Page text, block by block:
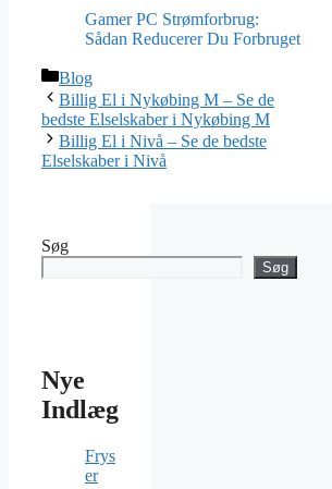
Gamer PC Strømforbrug:
Sådan Reducerer Du Forbruget
Blog
Billig El i Nykøbing M – Se de
bedste Elselskaber i Nykøbing M
Billig El i Nivå – Se de bedste
Elselskaber i Nivå
Søg
Søg
Nye
Indlæg
Frys
er